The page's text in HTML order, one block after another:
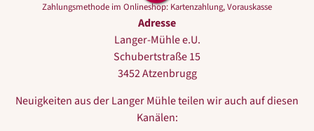
Zahlungsmethode im Onlineshop: Kartenzahlung, Vorauskasse
Adresse
Langer-Mühle e.U.
Schubertstraße 15
3452 Atzenbrugg
Neuigkeiten aus der Langer Mühle teilen wir auch auf diesen
Kanälen: